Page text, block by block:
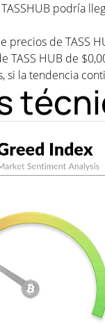
podría
precios de TASS
TASS HUB de
si la tendencia